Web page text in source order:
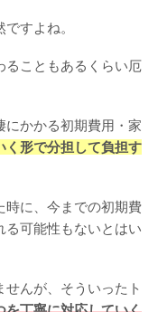
すよね。
ることもあるくらい厄
にかかる初期費用・家
く形で分担して負担す
時に、今までの初期費
る可能性もないとはい
せんが、そういったト